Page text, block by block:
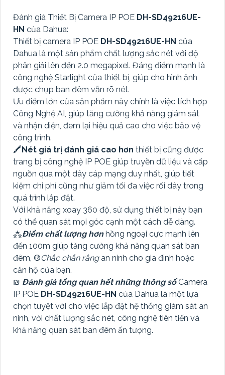
Đánh giá Thiết Bị Camera IP POE DH-SD49216UE-
HN của Dahua:
Thiết bị camera IP POE DH-SD49216UE-HN của
Dahua là một sản phẩm chất lượng sắc nét với độ
phân giải lên đến 2.0 megapixel. Đáng điểm mạnh là
công nghệ Starlight của thiết bị, giúp cho hình ảnh
được chụp ban đêm vẫn rõ nét.
Ưu điểm lớn của sản phẩm này chính là việc tích hợp
Công Nghệ AI, giúp tăng cường khả năng giám sát
và nhận diện, đem lại hiệu quả cao cho việc bảo vệ
công trình.
🖍Nét giá trị đánh giá cao hơn thiết bị cũng được
trang bị công nghệ IP POE giúp truyền dữ liệu và cấp
nguồn qua một dây cáp mạng duy nhất, giúp tiết
kiệm chi phí cũng như giảm tối đa việc rối dây trong
quá trình lắp đặt.
Với khả năng xoay 360 độ, sử dụng thiết bị này bạn
có thể quan sát mọi góc cạnh một cách dễ dàng.
⁂Điểm chất lượng hơnhồng ngoại cực mạnh lên
đến 100m giúp tăng cường khả năng quan sát ban
đêm, ®️Chắc chắn rằngan ninh cho gia đình hoặc
căn hộ của bạn.
₪ Đánh giá tổng quan hết những thông sốCamera
IP POE DH-SD49216UE-HN của Dahua là một lựa
chọn tuyệt vời cho việc lắp đặt hệ thống giám sát an
ninh, với chất lượng sắc nét, công nghệ tiên tiến và
khả năng quan sát ban đêm ấn tượng.